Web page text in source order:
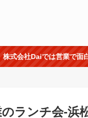
株式会社Daiでは営業で面
ランチ会-浜